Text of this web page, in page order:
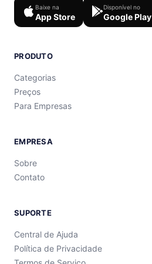
Baixe na
App Store
Disponível no
Google Play
PRODUTO
Categorias
Preços
Para Empresas
EMPRESA
Sobre
Contato
SUPORTE
Central de Ajuda
Política de Privacidade